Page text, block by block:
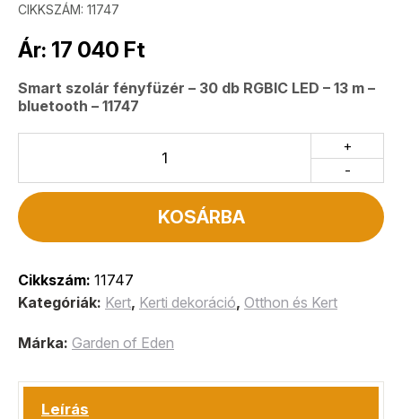
CIKKSZÁM: 11747
Ár: 17 040 Ft
Smart szolár fényfüzér – 30 db RGBIC LED – 13 m –
bluetooth – 11747
-
+
KOSÁRBA
Cikkszám: 11747
Kategóriák: Kert, Kerti dekoráció, Otthon és Kert
Márka: Garden of Eden
Leírás